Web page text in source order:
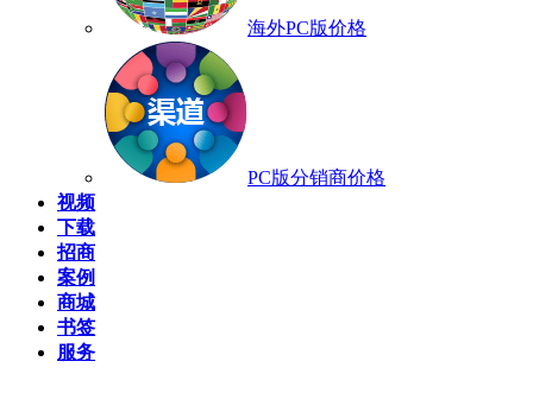
海外PC版价格
PC版分销商价格
视频
下载
招商
案例
商城
书签
服务